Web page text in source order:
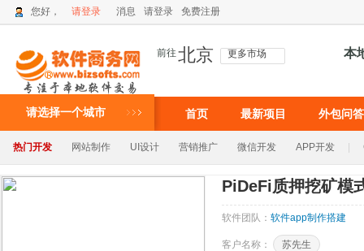
您好， 请登录 消息 请登录 免费注册
前往 北京 更多市场 本
请选择一个城市 首页 最新项目 外包问答
热门开发 网站制作 UI设计 营销推广 微信开发 APP开发
PiDeFi质押挖矿模
软件团队： 软件app制作搭建
客户名称： 苏先生